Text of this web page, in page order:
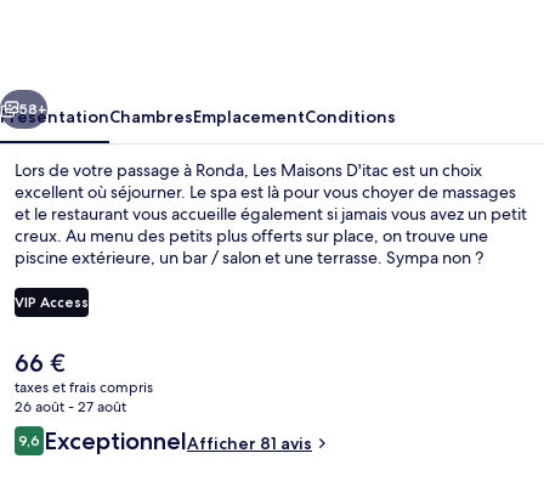
Suivant
58+
PrésentationChambresEmplacementConditions
Lors de votre passage à Ronda, Les Maisons D'itac est un choix
excellent où séjourner. Le spa est là pour vous choyer de massages
et le restaurant vous accueille également si jamais vous avez un petit
creux. Au menu des petits plus offerts sur place, on trouve une
piscine extérieure, un bar / salon et une terrasse. Sympa non ?
VIP Access
Le
prix
actuel
est
de
66 €
taxes et frais compris
26 août - 27 août
Avis
voyageurs
9,69,6 sur 10
ExceptionnelAfficher 81 avis